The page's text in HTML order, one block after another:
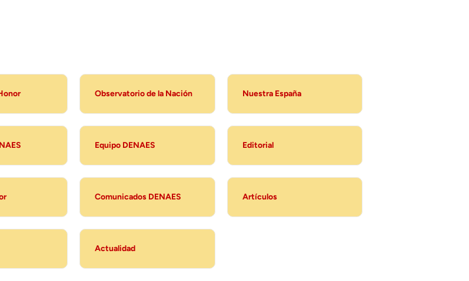
Observatorio de la Nación Nuestra España
Equipo DENAES Editorial
Comunicados DENAES Artículos
Actualidad